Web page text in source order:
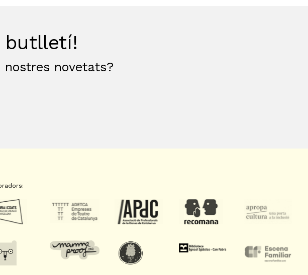
butlletí!
novetats?